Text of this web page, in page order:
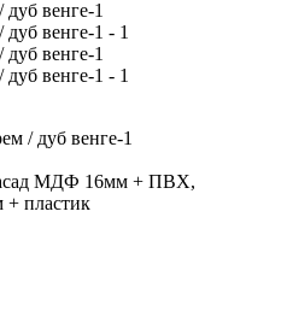
/ дуб венге-1
МДФ 16мм + ПВХ,
пластик